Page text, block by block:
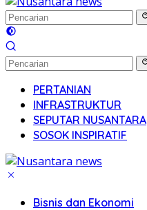
PERTANIAN
INFRASTRUKTUR
SEPUTAR NUSANTARA
SOSOK INSPIRATIF
Bisnis dan Ekonomi